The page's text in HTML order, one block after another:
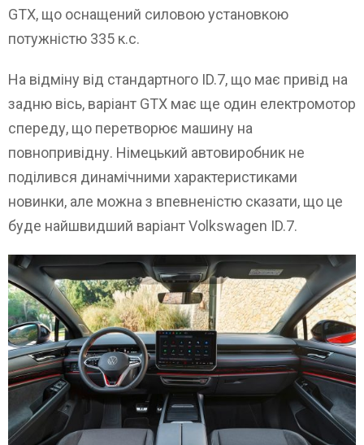
GTX, що оснащений силовою установкою
потужністю 335 к.с.
На відміну від стандартного ID.7, що має привід на
задню вісь, варіант GTX має ще один електромотор
спереду, що перетворює машину на
повнопривідну. Німецький автовиробник не
поділився динамічними характеристиками
новинки, але можна з впевненістю сказати, що це
буде найшвидший варіант Volkswagen ID.7.